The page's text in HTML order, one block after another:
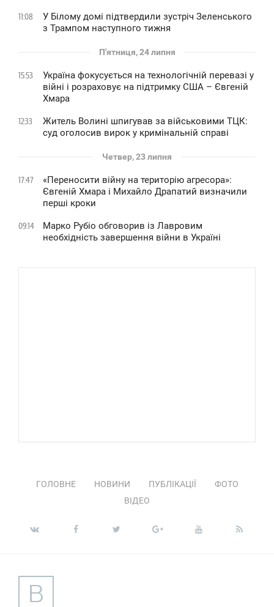
11:08
У Білому домі підтвердили зустріч Зеленського
з Трампом наступного тижня
П'ятниця, 24 липня
15:53
Україна фокусується на технологічній перевазі у
війні і розраховує на підтримку США – Євгеній
Хмара
12:33
Житель Волині шпигував за військовими ТЦК:
суд оголосив вирок у кримінальній справі
Четвер, 23 липня
17:47
«Переносити війну на територію агресора»:
Євгеній Хмара і Михайло Драпатий визначили
перші кроки
09:14
Марко Рубіо обговорив із Лавровим
необхідність завершення війни в Україні
ГОЛОВНЕ НОВИНИ ПУБЛІКАЦІЇ
ФОТО
ВІДЕО